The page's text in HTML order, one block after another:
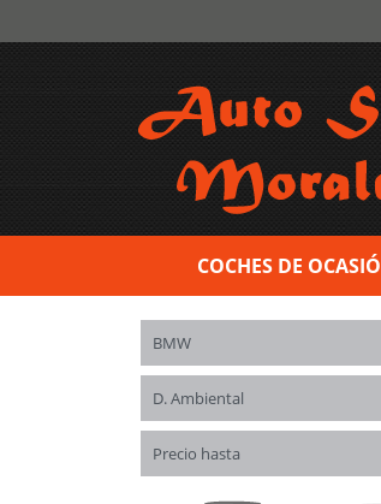
COCHES DE
Marca
Distintivo ambiental
Precio hasta